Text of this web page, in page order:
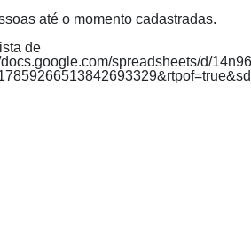
até o momento cadastradas.
de
spreadsheets/d/